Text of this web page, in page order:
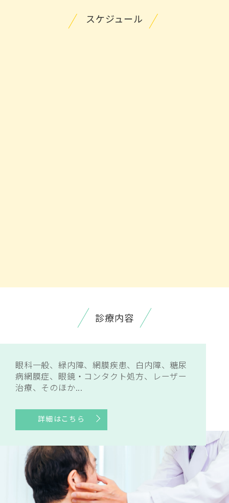
スケジュール
診療内容
眼科一般、緑内障、網膜疾患、白内障、糖尿
病網膜症、眼鏡・コンタクト処方、レーザー
治療、そのほか...
詳細はこちら